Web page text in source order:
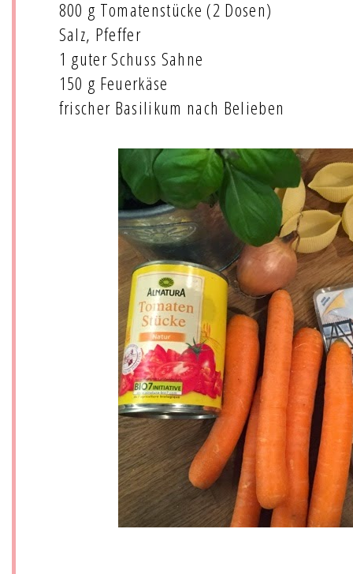
800 g Tomatenstücke (2 Dosen)
Salz, Pfeffer
1 guter Schuss Sahne
150 g Feuerkäse
frischer Basilikum nach Belieben